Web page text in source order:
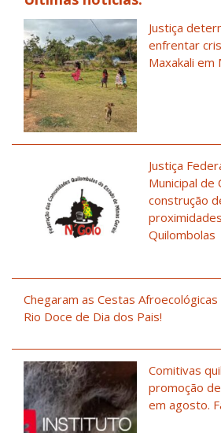
Justiça
enfrentar
Maxakali em
Justiça
Municipal de
construção
Quilombolas
Chegaram as Cestas
Rio Doce de Dia dos Pais!
Comitivas
promoção
em agosto.